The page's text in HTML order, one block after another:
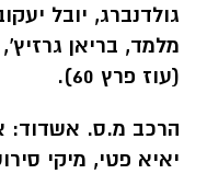
מלמד, בריאן גרזיץ',
(עוז פרץ 60).
הרכב מ.ס. אשדוד:
יאיא פטי, מיקי